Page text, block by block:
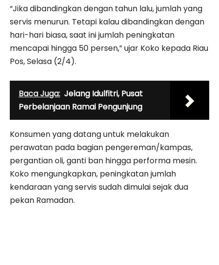
“Jika dibandingkan dengan tahun lalu, jumlah yang
servis menurun. Tetapi kalau dibandingkan dengan
hari-hari biasa, saat ini jumlah peningkatan
mencapai hingga 50 persen,” ujar Koko kepada Riau
Pos, Selasa (2/4).
Baca Juga: Jelang Idulfitri, Pusat
Perbelanjaan Ramai Pengunjung
Konsumen yang datang untuk melakukan
perawatan pada bagian pengereman/kampas,
pergantian oli, ganti ban hingga performa mesin.
Koko mengungkapkan, peningkatan jumlah
kendaraan yang servis sudah dimulai sejak dua
pekan Ramadan.